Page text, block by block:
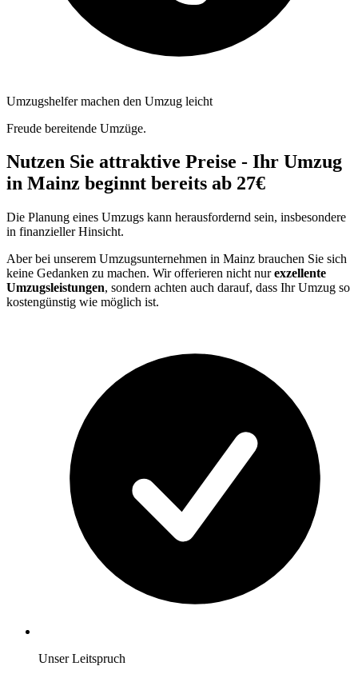
Umzugshelfer machen den Umzug leicht
Freude bereitende Umzüge.
Nutzen Sie attraktive Preise - Ihr Umzug
in Mainz beginnt bereits ab 27€
Die Planung eines Umzugs kann herausfordernd sein, insbesondere
in finanzieller Hinsicht.
Aber bei unserem Umzugsunternehmen in Mainz brauchen Sie sich
keine Gedanken zu machen. Wir offerieren nicht nurexzellente
Umzugsleistungen, sondern achten auch darauf, dass Ihr Umzug so
kostengünstig wie möglich ist.
Unser Leitspruch